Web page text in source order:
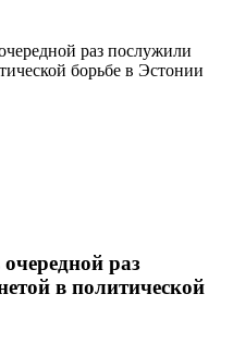
раз послужили
борьбе в Эстонии
раз
в политической